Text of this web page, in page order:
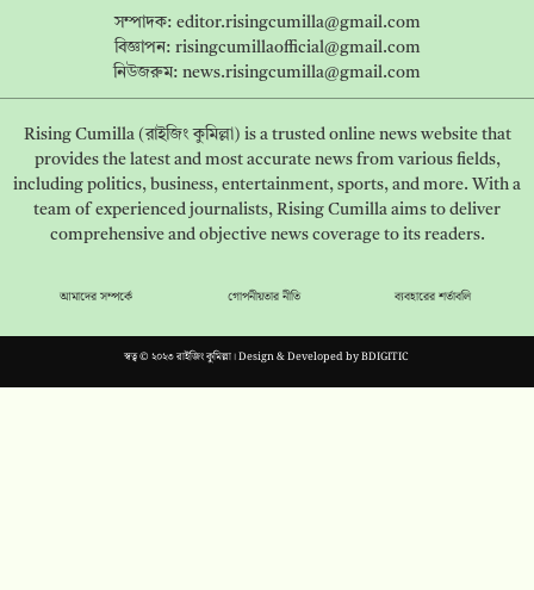
সম্পাদক: editor.risingcumilla@gmail.com
বিজ্ঞাপন: risingcumillaofficial@gmail.com
নিউজরুম: news.risingcumilla@gmail.com
Rising Cumilla (রাইজিং কুমিল্লা) is a trusted online news website that
provides the latest and most accurate news from various fields,
including politics, business, entertainment, sports, and more. With a
team of experienced journalists, Rising Cumilla aims to deliver
comprehensive and objective news coverage to its readers.
আমাদের সম্পর্কে গোপনীয়তার নীতি ব্যবহারের শর্তাবলি
স্বত্ব © ২০২৩ রাইজিং কুমিল্লা। Design & Developed byBDIGITIC